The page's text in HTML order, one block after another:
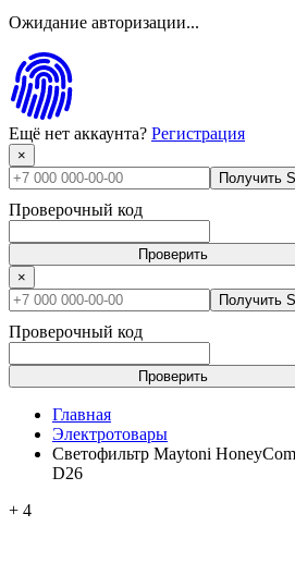
Ожидание авторизации...
Ещё нет аккаунта? Регистрация
×
Получить
Проверочный код
Проверить
×
Получить
Проверочный код
Проверить
Главная
Электротовары
Светофильтр Maytoni
D26
+ 4